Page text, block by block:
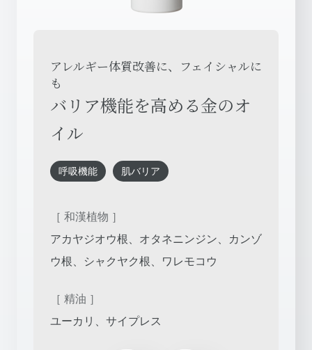
アレルギー体質改善に、フェイシャルに
も
バリア機能を高める金のオ
イル
呼吸機能 肌バリア
［ 和漢植物 ］
アカヤジオウ根、オタネニンジン、カンゾ
ウ根、シャクヤク根、ワレモコウ
［ 精油 ］
ユーカリ、サイプレス